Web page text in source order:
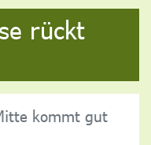
rückt
kommt gut